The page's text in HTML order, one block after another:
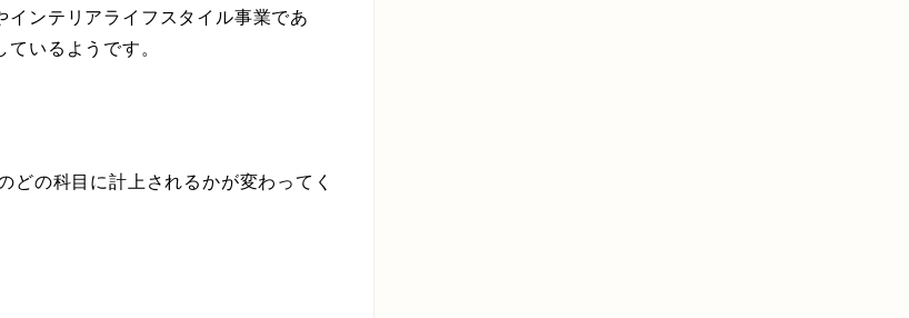
ンテリアライフスタイル事業であ
いるようです。
どの科目に計上されるかが変わってく